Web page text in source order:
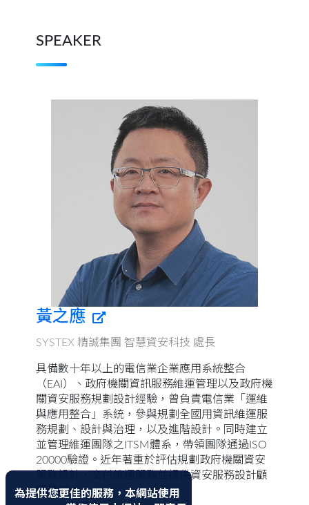
為提供您更佳的服務，本網站使用
SPEAKER
黃之應
SYSTEX 精誠集團 智慧資安科技 處長
具備數十年以上的電信業企業應用系統整合
（EAI）、政府機關資訊服務維運管理以及政府機
關資安服務規劃設計經驗，曾負責電信業「運維
與應用整合」系統，參與規劃全國用資訊維運服
務規劃、設計與治理，以及進階設計。同時建立
並管理維運團隊之ITSM體系，帶領團隊通過ISO
20000驗證。近年著重於評估規劃政府機關資安
服務設計，交付維運服務並提供資安服務設計顧
問諮詢。